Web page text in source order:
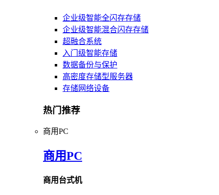
企业级智能全闪存存储
企业级智能混合闪存存储
超融合系统
入门级智能存储
数据备份与保护
高密度存储型服务器
存储网络设备
热门推荐
商用PC
商用PC
商用台式机